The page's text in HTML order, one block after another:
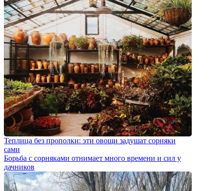
Теплица без прополки: эти овощи задушат сорняки
сами
Борьба с сорняками отнимает много времени и сил у
дачников